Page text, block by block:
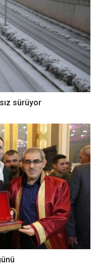
sürüyor